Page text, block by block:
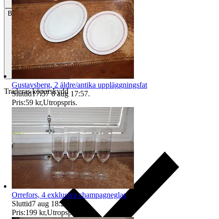
Betalning Via Tradera
Traderas köparskydd
Gustavsberg, 2 äldre/antika uppläggningsfat
Sluttid17:57 6 aug 17:57.
Pris:59 kr,Utropspris.
Orrefors, 4 exklusiva champagneglas
Sluttid7 aug 18:28
Pris:199 kr,Utropspris